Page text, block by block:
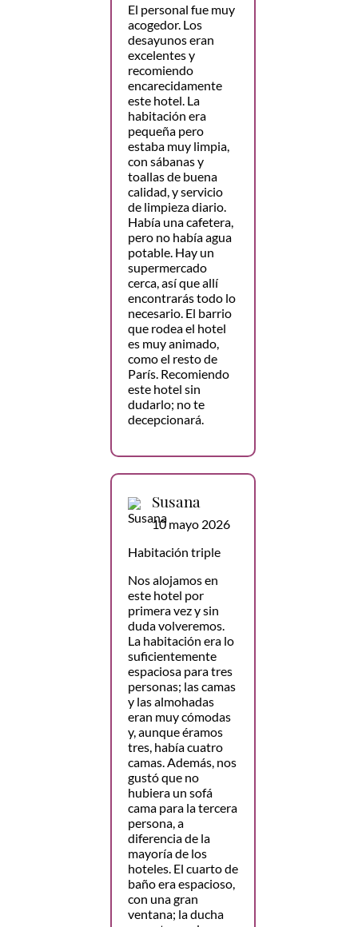
El personal fue muy
acogedor. Los
desayunos eran
excelentes y
recomiendo
encarecidamente
este hotel. La
habitación era
pequeña pero
estaba muy limpia,
con sábanas y
toallas de buena
calidad, y servicio
de limpieza diario.
Había una cafetera,
pero no había agua
potable. Hay un
supermercado
cerca, así que allí
encontrarás todo lo
necesario. El barrio
que rodea el hotel
es muy animado,
como el resto de
París. Recomiendo
este hotel sin
dudarlo; no te
decepcionará.
Susana
10 mayo 2026
Habitación triple
Nos alojamos en
este hotel por
primera vez y sin
duda volveremos.
La habitación era lo
suficientemente
espaciosa para tres
personas; las camas
y las almohadas
eran muy cómodas
y, aunque éramos
tres, había cuatro
camas. Además, nos
gustó que no
hubiera un sofá
cama para la tercera
persona, a
diferencia de la
mayoría de los
hoteles. El cuarto de
baño era espacioso,
con una gran
ventana; la ducha